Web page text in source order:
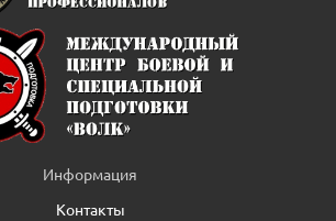
Информация
Контакты